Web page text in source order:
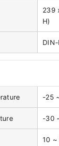
239
H)
-25
-30
10 ~